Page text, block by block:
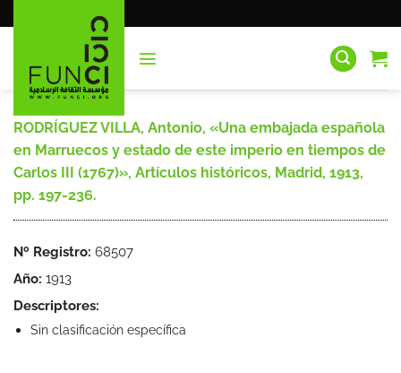
al
RODRÍGUEZ VILLA, Antonio, «Una embajada española
en Marruecos y estado de este imperio en tiempos de
Carlos III (1767)», Artículos históricos, Madrid, 1913,
pp. 197-236.
Nº Registro: 68507
Año: 1913
Descriptores:
Sin clasificación específica